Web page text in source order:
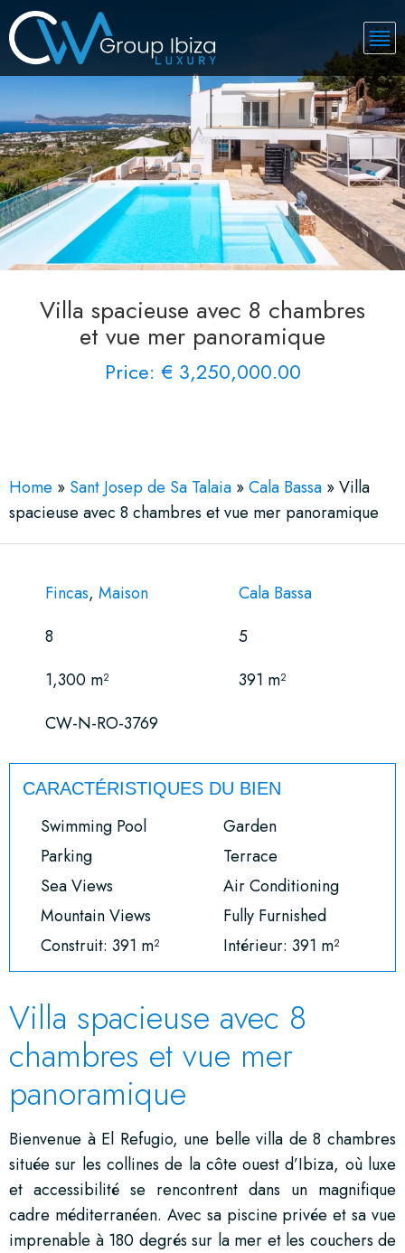
Villa spacieuse avec 8 chambres
et vue mer panoramique
Price: € 3,250,000.00
Home » Sant Josep de Sa Talaia »Cala Bassa »Villa
spacieuse avec 8 chambres et vue mer panoramique
Fincas, Maison
Cala Bassa
8
5
1,300 m²
391 m²
CW-N-RO-3769
CARACTÉRISTIQUES DU BIEN
Swimming Pool
Garden
Parking
Terrace
Sea Views
Air Conditioning
Mountain Views
Fully Furnished
Construit: 391 m²
Intérieur: 391 m²
Villa spacieuse avec 8
chambres et vue mer
panoramique
Bienvenue à El Refugio, une belle villa de 8 chambres
située sur les collines de la côte ouest d’Ibiza, où luxe
et accessibilité se rencontrent dans un magnifique
cadre méditerranéen. Avec sa piscine privée et sa vue
imprenable à 180 degrés sur la mer et les couchers de